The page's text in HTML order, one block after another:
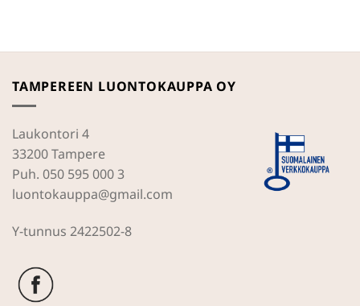
TAMPEREEN LUONTOKAUPPA OY
Laukontori 4
33200 Tampere
Puh. 050 595 000 3
luontokauppa@gmail.com
Y-tunnus 2422502-8